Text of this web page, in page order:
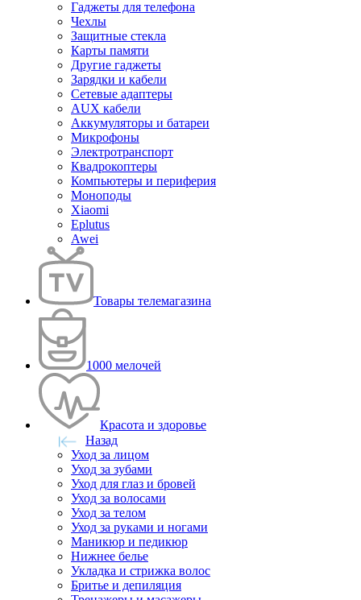
Гаджеты для телефона
Чехлы
Защитные стекла
Карты памяти
Другие гаджеты
Зарядки и кабели
Сетевые адаптеры
AUX кабели
Аккумуляторы и батареи
Микрофоны
Электротранспорт
Квадрокоптеры
Компьютеры и периферия
Моноподы
Xiaomi
Eplutus
Awei
Товары телемагазина
1000 мелочей
Красота и здоровье
Назад
Уход за лицом
Уход за зубами
Уход для глаз и бровей
Уход за волосами
Уход за телом
Уход за руками и ногами
Маникюр и педикюр
Нижнее белье
Укладка и стрижка волос
Бритье и депиляция